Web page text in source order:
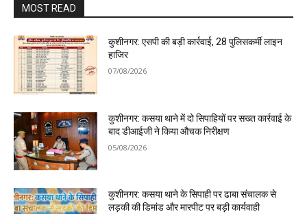
MOST READ
कुशीनगर: एसपी की बड़ी कार्रवाई, 28 पुलिसकर्मी लाइन
हाजिर
07/08/2026
कुशीनगर: कसया थाने में दो सिपाहियों पर सख्त कार्रवाई के
बाद डीआईजी ने किया औचक निरीक्षण
05/08/2026
कुशीनगर: कसया थाने के सिपाही पर ढाबा संचालक से
लड़की की डिमांड और मारपीट पर बड़ी कार्यवाही